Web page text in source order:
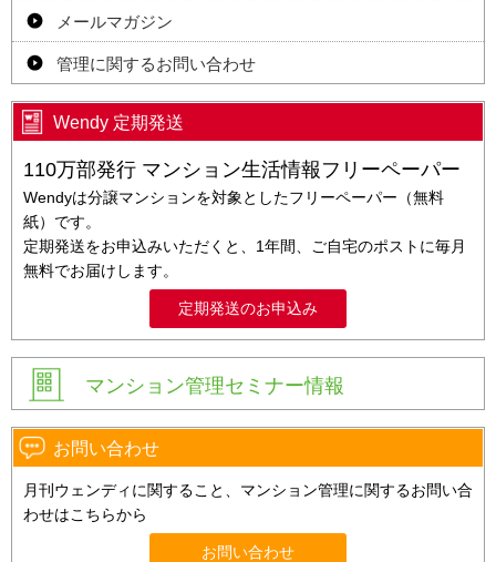
メールマガジン
管理に関するお問い合わせ
Wendy 定期発送
110万部発行 マンション生活情報フリーペーパー
Wendyは分譲マンションを対象としたフリーペーパー（無料
紙）です。
定期発送をお申込みいただくと、1年間、ご自宅のポストに毎月
無料でお届けします。
定期発送のお申込み
マンション管理セミナー情報
お問い合わせ
月刊ウェンディに関すること、マンション管理に関するお問い合
わせはこちらから
お問い合わせ